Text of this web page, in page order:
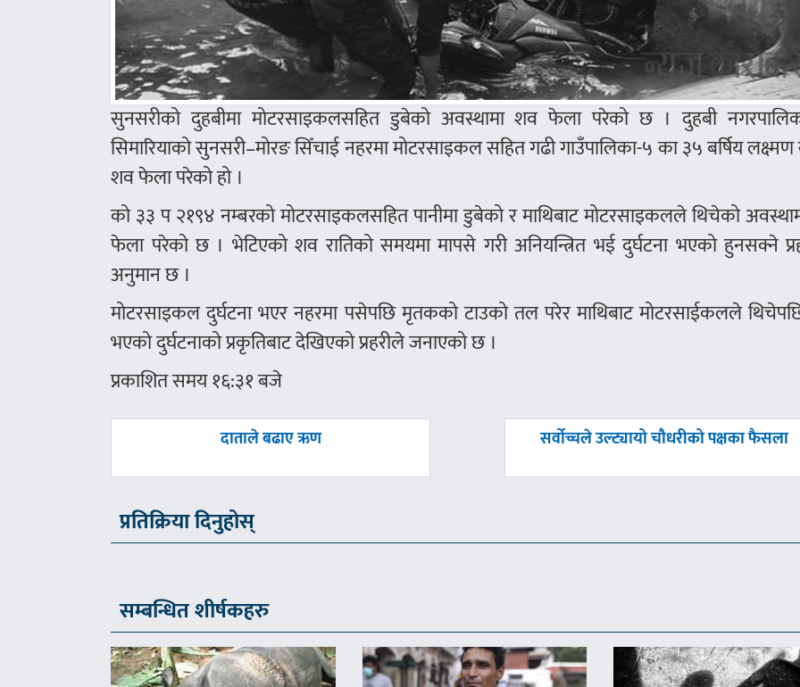
सुनसरीको दुहबीमा मोटरसाइकलसहित डुबेको अवस्थामा शव फेला परेको छ । दुहबी
सिमारियाको सुनसरी–मोरङ सिँचाई नहरमा मोटरसाइकल सहित गढी गाउँपालिका-५ का ३५ बर्षिय
शव फेला परेको हो ।
को ३३ प २१९४ नम्बरको मोटरसाइकलसहित पानीमा डुबेको र माथिबाट मोटरसाइकलले थिचेको
फेला परेको छ । भेटिएको शव रातिको समयमा मापसे गरी अनियन्त्रित भई दुर्घटना भएको हुनसक्ने
अनुमान छ ।
मोटरसाइकल दुर्घटना भएर नहरमा पसेपछि मृतकको टाउको तल परेर माथिबाट मोटरसाईकलले
भएको दुर्घटनाको प्रकृतिबाट देखिएको प्रहरीले जनाएको छ ।
प्रकाशित समय १६:३१ बजे
पछिल्लाे
दाताले बढाए ऋण
अघिल्लाे
सर्वोच्चले उल्ट्यायो चौधरीको पक्षका फैसला
प्रतिक्रिया दिनुहोस्
सम्बन्धित शीर्षकहरु